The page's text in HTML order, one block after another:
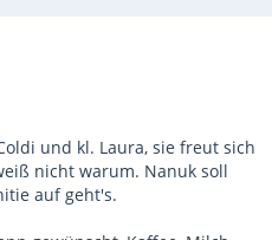
und kl. Laura, sie freut sich
nicht warum. Nanuk soll
auf geht's.